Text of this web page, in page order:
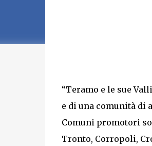
“Teramo e le sue
e di una comunità di
Comuni promotori
Tronto, Corropoli,